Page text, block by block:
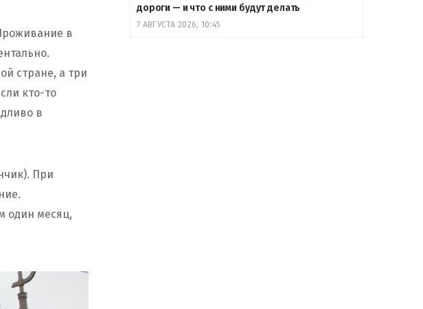
в
стране, а три
кто-то
в
При
один месяц,
дороги — и что с ними будут делать
7 АВГУСТА 2026, 10:45